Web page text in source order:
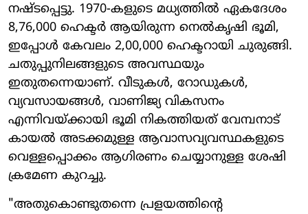
നഷ്ടപ്പെട്ടു. 1970-കളുടെ മധ്യത്തിൽ ഏകദേശം
8,76,000 ഹെക്ടർ ആയിരുന്ന നെൽകൃഷി ഭൂമി,
ഇപ്പോൾ കേവലം 2,00,000 ഹെക്ടറായി ചുരുങ്ങി.
ചതുപ്പുനിലങ്ങളുടെ അവസ്ഥയും
ഇതുതന്നെയാണ്. വീടുകൾ, റോഡുകൾ,
വ്യവസായങ്ങൾ, വാണിജ്യ വികസനം
എന്നിവയ്ക്കായി ഭൂമി നികത്തിയത് വേമ്പനാട്
കായൽ അടക്കമുള്ള ആവാസവ്യവസ്ഥകളുടെ
വെള്ളപ്പൊക്കം ആഗിരണം ചെയ്യാനുള്ള ശേഷി
ക്രമേണ കുറച്ചു.
"അതുകൊണ്ടുതന്നെ പ്രളയത്തിന്റെ